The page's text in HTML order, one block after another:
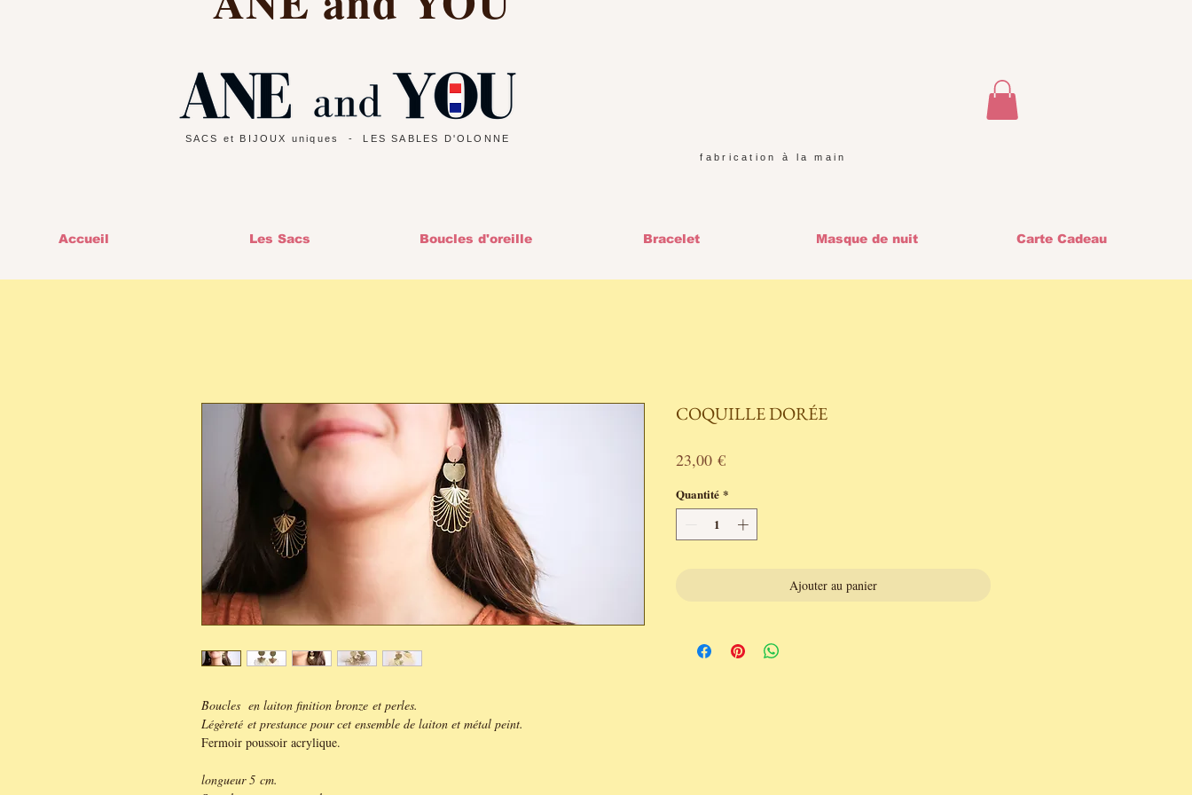
SACS et BIJOUX uniques
- LES SABLES D'OLONNE
fabrication à la main
Accueil Les Sacs Boucles d'oreille Bracelet Masque de nuit Carte Cadeau
Boucles en laiton finition bronze et perles.
Légèreté et prestance pour cet ensemble de laiton et métal peint.
Fermoir poussoir acrylique.
longueur 5 cm.
COQUILLE DORÉE
23,00 €Prix
Quantité *
Ajouter au panier